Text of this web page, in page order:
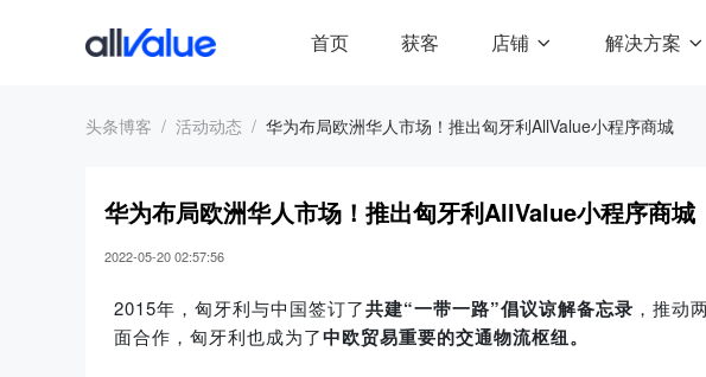
首页 获客 店铺 解决方案
头条博客 活动动态 华为布局欧洲华人市场！推出匈牙利AllValue小程序商城
华为布局欧洲华人市场！推出匈牙利AllValue小程序商城
2022-05-20 02:57:56
2015年，匈牙利与中国签订了共建“一带一路”倡议谅解备忘录 ， 推动
面合作，匈牙利也成为了中欧贸易重要的交通物流枢纽。